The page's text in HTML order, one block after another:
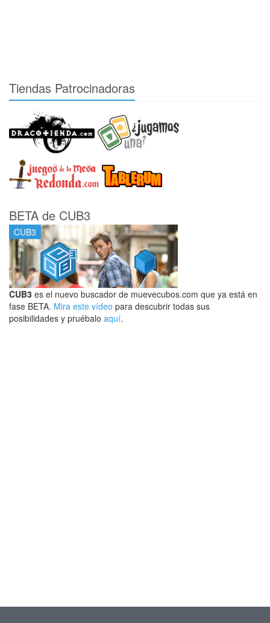
Tiendas Patrocinadoras
BETA de CUB3
CUB3
CUB3 es el nuevo buscador de muevecubos.com que ya está en
fase BETA. Mira este vídeo para descubrir todas sus
posibilidades y pruébalo aquí.